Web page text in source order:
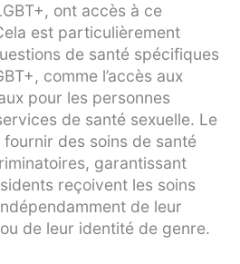
ont accès à ce
est particulièrement
de santé spécifiques
comme l’accès aux
pour les personnes
de santé sexuelle. Le
fournir des soins de santé
garantissant
reçoivent les soins
de leur
de leur identité de genre.